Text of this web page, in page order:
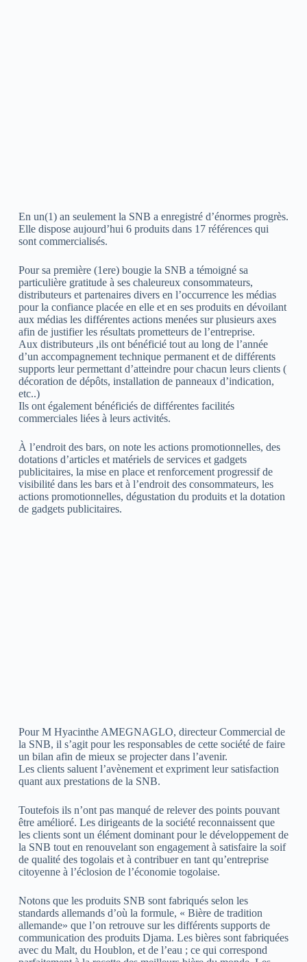
En un(1) an seulement la SNB a enregistré d’énormes progrès.
Elle dispose aujourd’hui 6 produits dans 17 références qui
sont commercialisés.
Pour sa première (1ere) bougie la SNB a témoigné sa
particulière gratitude à ses chaleureux consommateurs,
distributeurs et partenaires divers en l’occurrence les médias
pour la confiance placée en elle et en ses produits en dévoilant
aux médias les différentes actions menées sur plusieurs axes
afin de justifier les résultats prometteurs de l’entreprise.
Aux distributeurs ,ils ont bénéficié tout au long de l’année
d’un accompagnement technique permanent et de différents
supports leur permettant d’atteindre pour chacun leurs clients (
décoration de dépôts, installation de panneaux d’indication,
etc..)
Ils ont également bénéficiés de différentes facilités
commerciales liées à leurs activités.
À l’endroit des bars, on note les actions promotionnelles, des
dotations d’articles et matériels de services et gadgets
publicitaires, la mise en place et renforcement progressif de
visibilité dans les bars et à l’endroit des consommateurs, les
actions promotionnelles, dégustation du produits et la dotation
de gadgets publicitaires.
Pour M Hyacinthe AMEGNAGLO, directeur Commercial de
la SNB, il s’agit pour les responsables de cette société de faire
un bilan afin de mieux se projecter dans l’avenir.
Les clients saluent l’avènement et expriment leur satisfaction
quant aux prestations de la SNB.
Toutefois ils n’ont pas manqué de relever des points pouvant
être amélioré. Les dirigeants de la société reconnaissent que
les clients sont un élément dominant pour le développement de
la SNB tout en renouvelant son engagement à satisfaire la soif
de qualité des togolais et à contribuer en tant qu’entreprise
citoyenne à l’éclosion de l’économie togolaise.
Notons que les produits SNB sont fabriqués selon les
standards allemands d’où la formule, « Bière de tradition
allemande» que l’on retrouve sur les différents supports de
communication des produits Djama. Les bières sont fabriquées
avec du Malt, du Houblon, et de l’eau ; ce qui correspond